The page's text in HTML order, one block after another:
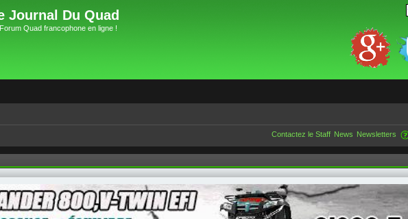
Journal Du Quad
Quad francophone en ligne !
Contactez le Staff News Newsletters